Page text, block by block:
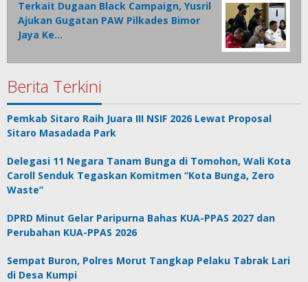
Terkait Dugaan Black Campaign, Yusril
Ajukan Gugatan PAW Pilkades Bimor
Jaya Ke…
Berita Terkini
Pemkab Sitaro Raih Juara III NSIF 2026 Lewat Proposal
Sitaro Masadada Park
Delegasi 11 Negara Tanam Bunga di Tomohon, Wali Kota
Caroll Senduk Tegaskan Komitmen “Kota Bunga, Zero
Waste”
DPRD Minut Gelar Paripurna Bahas KUA-PPAS 2027 dan
Perubahan KUA-PPAS 2026
Sempat Buron, Polres Morut Tangkap Pelaku Tabrak Lari
di Desa Kumpi